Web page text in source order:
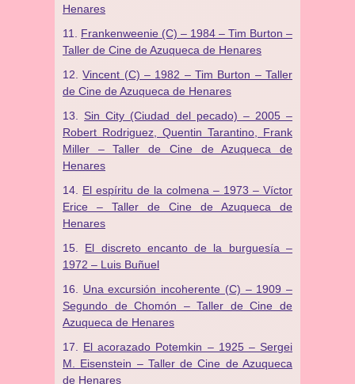
Henares
Frankenweenie (C) – 1984 – Tim Burton –
Taller de Cine de Azuqueca de Henares
Vincent (C) – 1982 – Tim Burton – Taller
de Cine de Azuqueca de Henares
Sin City (Ciudad del pecado) – 2005 –
Robert Rodriguez, Quentin Tarantino, Frank
Miller – Taller de Cine de Azuqueca de
Henares
El espíritu de la colmena – 1973 – Víctor
Erice – Taller de Cine de Azuqueca de
Henares
El discreto encanto de la burguesía –
1972 – Luis Buñuel
Una excursión incoherente (C) – 1909 –
Segundo de Chomón – Taller de Cine de
Azuqueca de Henares
El acorazado Potemkin – 1925 – Sergei
M. Eisenstein – Taller de Cine de Azuqueca
de Henares